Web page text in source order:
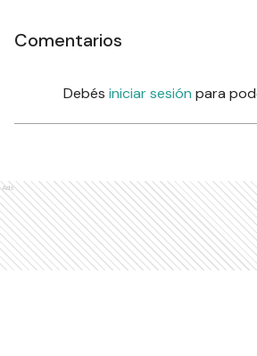
Comentarios
Debés iniciar sesión para
Ads